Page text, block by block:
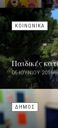
ΚΟΙΝΩΝΙΚΑ
Παιδικές
06 ΙΟΥΝΊΟΥ 2016
ΔΗΜΟΣ